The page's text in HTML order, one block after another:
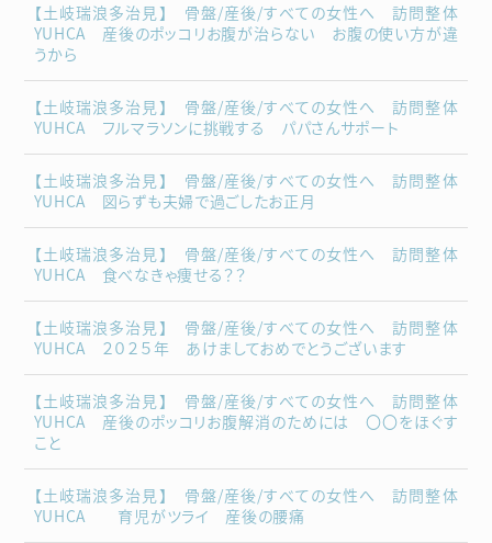
【土岐瑞浪多治見】 骨盤/産後/すべての女性へ 訪問整体
YUHCA 産後のポッコリお腹が治らない お腹の使い方が違
うから
【土岐瑞浪多治見】 骨盤/産後/すべての女性へ 訪問整体
YUHCA フルマラソンに挑戦する パパさんサポート
【土岐瑞浪多治見】 骨盤/産後/すべての女性へ 訪問整体
YUHCA 図らずも夫婦で過ごしたお正月
【土岐瑞浪多治見】 骨盤/産後/すべての女性へ 訪問整体
YUHCA 食べなきゃ痩せる？？
【土岐瑞浪多治見】 骨盤/産後/すべての女性へ 訪問整体
YUHCA ２０２５年 あけましておめでとうございます
【土岐瑞浪多治見】 骨盤/産後/すべての女性へ 訪問整体
YUHCA 産後のポッコリお腹解消のためには 〇〇をほぐす
こと
【土岐瑞浪多治見】 骨盤/産後/すべての女性へ 訪問整体
YUHCA 育児がツライ 産後の腰痛